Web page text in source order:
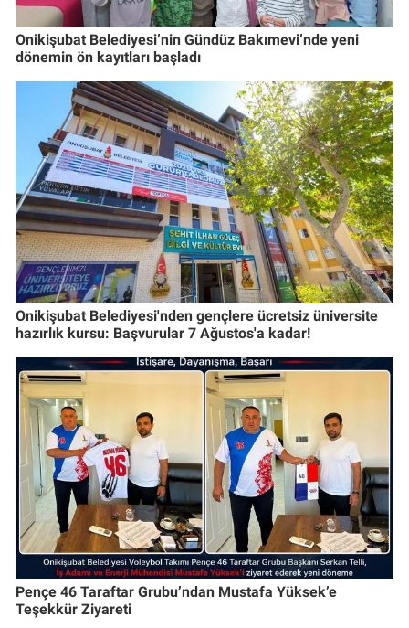
Onikişubat Belediyesi’nin Gündüz Bakımevi’nde yeni
dönemin ön kayıtları başladı
Onikişubat Belediyesi'nden gençlere ücretsiz üniversite
hazırlık kursu: Başvurular 7 Ağustos'a kadar!
Pençe 46 Taraftar Grubu’ndan Mustafa Yüksek’e
Teşekkür Ziyareti